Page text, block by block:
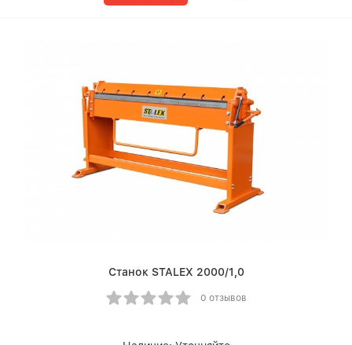
Станок STALEX 2000/1,0
0 отзывов